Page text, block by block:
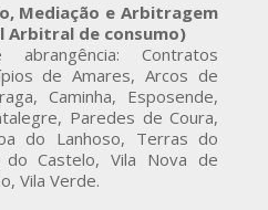
Mediação e Arbitragem
Arbitral de consumo)
Contratos
de Amares, Arcos de
Caminha, Esposende,
Paredes de Coura,
do Lanhoso, Terras do
do Castelo, Vila Nova de
Vila Verde.